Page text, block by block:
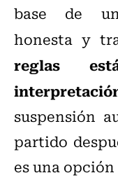
base de
honesta y
reglas
suspensión
partido
es una